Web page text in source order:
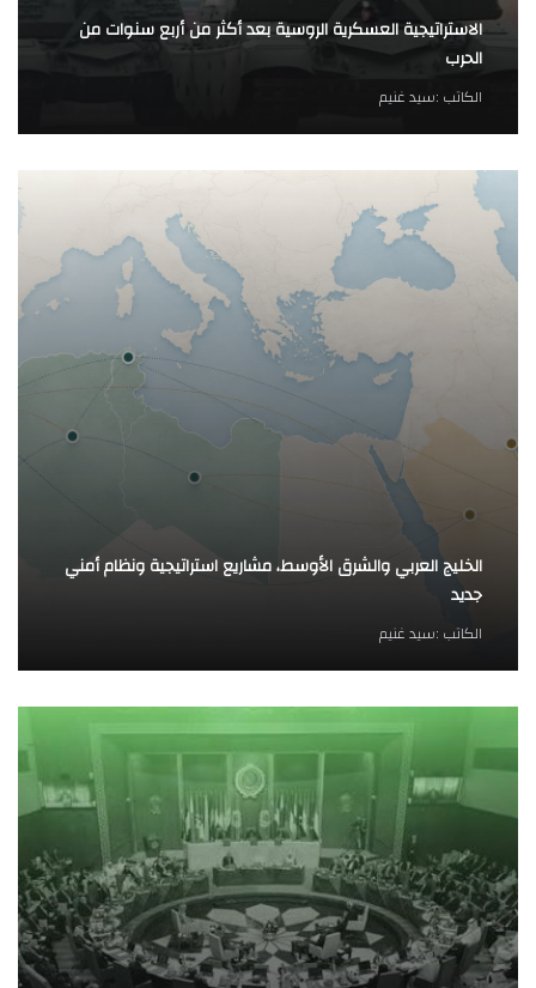
الاستراتيجية العسكرية الروسية بعد أكثر من أربع سنوات من
الحرب
الكاتب :سيد غنيم
الخليج العربي والشرق الأوسط، مشاريع استراتيجية ونظام أمني
جديد
الكاتب :سيد غنيم